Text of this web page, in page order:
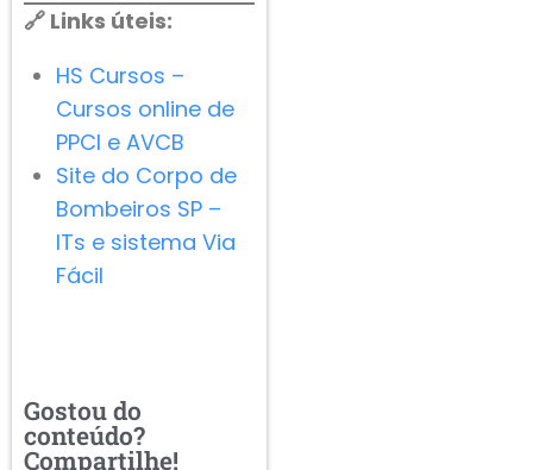
🔗 Links úteis:
HS Cursos –
Cursos online de
PPCI e AVCB
Site do Corpo de
Bombeiros SP –
ITs e sistema Via
Fácil
Gostou do
conteúdo?
Compartilhe!